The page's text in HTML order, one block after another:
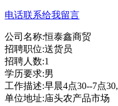
电话联系给我留言
公司名称:恒泰鑫商贸
招聘职位:送货员
招聘人数:1
学历要求:男
工作描述:早晨4点30--7点
单位地址:庙头农产品市场